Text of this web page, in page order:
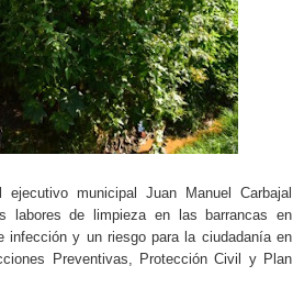
ejecutivo municipal Juan Manuel Carbajal
labores de limpieza en las barrancas en
infección y un riesgo para la ciudadanía en
Preventivas, Protección Civil y Plan